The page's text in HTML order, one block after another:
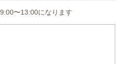
〜13:00になります